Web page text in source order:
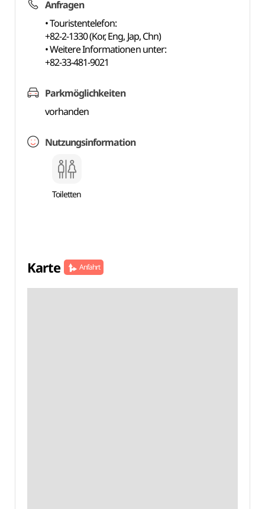
Anfragen
• Touristentelefon:
+82-2-1330 (Kor, Eng, Jap, Chn)
• Weitere Informationen unter:
+82-33-481-9021
Parkmöglichkeiten
vorhanden
Nutzungsinformation
Toiletten
Karte Anfahrt